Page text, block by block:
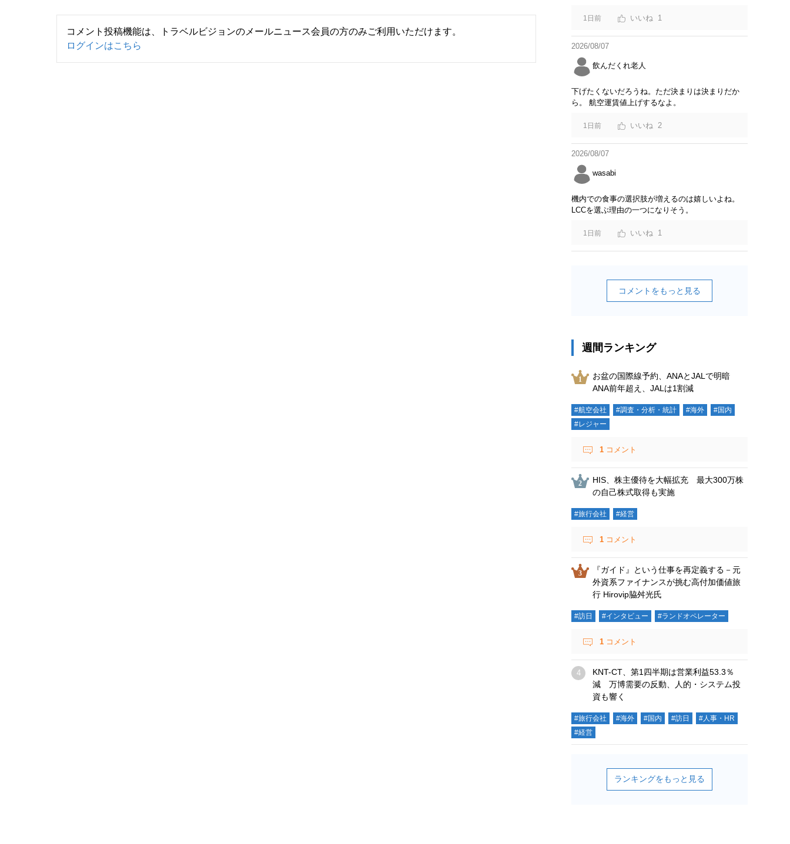
コメント投稿機能は、トラベルビジョンのメールニュース会員の方のみご利用いただけます。
ログインはこちら
1日前 1
2026/08/07
飲んだくれ老人
下げたくないだろうね。ただ決まりは決まりだか
ら。 航空運賃値上げするなよ。
1日前 2
2026/08/07
wasabi
機内での食事の選択肢が増えるのは嬉しいよね。
LCCを選ぶ理由の一つになりそう。
1日前 1
コメントをもっと見る
週間ランキング
お盆の国際線予約、ANAとJALで明暗
ANA前年超え、JALは1割減
#航空会社 #調査・分析・統計 #海外
#国内
#レジャー
1 コメント
HIS、株主優待を大幅拡充 最大300万株
の自己株式取得も実施
#旅行会社 #経営
1 コメント
『ガイド』という仕事を再定義する－元
外資系ファイナンスが挑む高付加価値旅
行 Hirovip脇舛光氏
#訪日 #インタビュー #ランドオペレーター
1 コメント
KNT-CT、第1四半期は営業利益53.3％
減 万博需要の反動、人的・システム投
資も響く
#旅行会社 #海外 #国内 #訪日
#人事・HR
#経営